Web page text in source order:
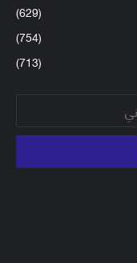
(629)
(754)
(713)